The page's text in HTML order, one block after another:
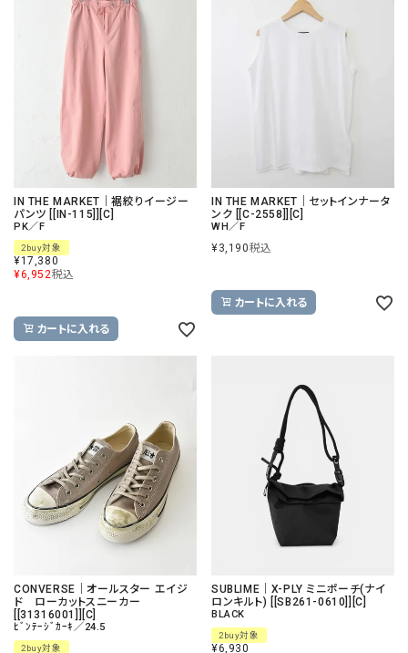
IN THE MARKET｜裾絞りイージー
パンツ [[IN-115]][C]
PK／F
2buy対象
¥17,380
¥6,952税込
カートに入れる
IN THE MARKET｜セットインナータ
ンク [[C-2558]][C]
WH／F
¥3,190税込
カートに入れる
CONVERSE｜オールスター エイジ
ド ローカットスニーカー
[[31316001]][C]
ﾋﾞﾝﾃｰｼﾞｶｰｷ／24.5
2buy対象
SUBLIME｜X-PLY ミニポーチ(ナイ
ロンキルト) [[SB261-0610]][C]
BLACK
2buy対象
¥6,930